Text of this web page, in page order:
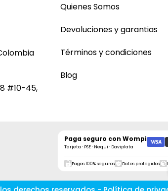
#10-45,
Quienes Somos
Devoluciones y garantias
Términos y condiciones
Blog
Paga seguro con Wompi
Tarjeta · PSE · Nequi · Daviplata
Pagos 100% seguros Datos protegidos